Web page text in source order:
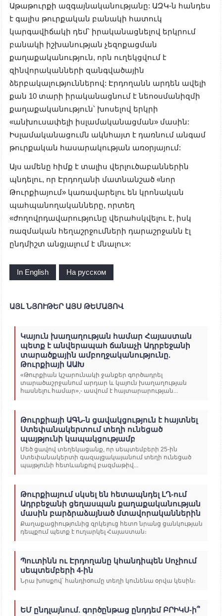
Աթաթուրքի ազգայնականությանը: ԱԶԿ-ն հանդես
է գալիս թուրքական բանակի հատուկ
կարգավիճակի դեմ՝ իրականացնելով երկրում
բանակի իշխանության չեզոքացման
քաղաքականություն, որն ուղեկցվում է
զինվորականների զանգվածային
ձերբակալություններով: Էրդողանն արդեն ավելի
քան 10 տարի իրականացնում է նեոօսմանիզմի
քաղաքականություն՝ խոսելով երկրի
«անխուսափելի իսլամականացման» մասին:
Իսլամականացումն ակնհայտ է դառնում անգամ
թուրքական հասարակության առօրյայում:
Այս ամենը հիմք է տալիս վերլուծաբաններին
պնդելու, որ Էրդողանի մատնանշած «նոր
Թուրքիայում» կառավարելու են կրոնական
պահպանողականները, որտեղ
«ժողովրդավարությունը վերահսկվելու է, իսկ
ռազմական հեղաշրջումների դարաշրջանն էլ
ընդմիշտ անցյալում է մնալու»:
In English На русском
ԱՅԼ ՆՅՈՒԹԵՐ ԱՅՍ ԹԵՄԱՅՈՎ
Կայուն խաղաղության համար Հայաստան
պետք է անվերապահ ճանաչի Ադրբեջանի
տարածքային ամբողջականությունը.
Թուրքիայի ԱԱԽ
«Թուրքիան կշարունակի ջանքեր գործադրել
տարածաշրջանում արդար և կայուն խաղաղության
հասնելու համար»,- ասվում է հայտարարության...
Թուրքիայի ԱԳՆ-ն ցավակցություն է հայտնել
Ստեփանակերտում տեղի ունեցած
պայթյունի կապակցությամբ
Մեծ ցավով տեղեկացանք, որ սեպտեմբերի 25-ին
Ստեփանակերտի գազալցակայանում տեղի ունեցած
պայթյունի հետևանքով բազմաթիվ...
Թուրքիայում սկսել են հետապնդել ԼՂ-ում
Ադրբեջանի ցեղասպան քաղաքականության
մասին բարձրաձայնած մտավորականներին
Քաղաքացիությունից զրկելուց հետո նրանց ցանկության
դեպքում պետք է ուղարկել Հայաստան։
Պուտինն ու Էրդողանը կհանդիպեն Սոչիում
սեպտեմբերի 4-ին
Նրա խոսքով՝ հանդիօումը տեղի կունենա օրվա կեսին։
ԵՄ ընդլայնում. գործընթաց ընդդեմ ԲՐԻԿՍ-ի՞